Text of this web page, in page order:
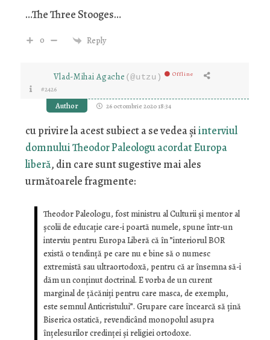
…The Three Stooges…
0 Reply
Vlad-Mihai Agache (@utzu) Offline
#2426
Author 26 octombrie 2020 18:34
cu privire la acest subiect a se vedea şiinterviul
domnului Theodor Paleologu acordat Europa
liberă, din care sunt sugestive mai ales
următoarele fragmente:
Theodor Paleologu, fost ministru al Culturii și mentor al
școlii de educație care-i poartă numele, spune într-un
interviu pentru Europa Liberă că în ”interiorul BOR
există o tendință pe care nu e bine să o numesc
extremistă sau ultraortodoxă, pentru că ar însemna să-i
dăm un conținut doctrinal. E vorba de un curent
marginal de țăcăniți pentru care masca, de exemplu,
este semnul Anticristului”. Grupare care încearcă să țină
Biserica ostatică, revendicând monopolul asupra
înțelesurilor credinței și religiei ortodoxe.